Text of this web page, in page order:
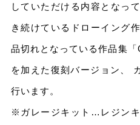
していただける内容となっ
き続けているドローイング
品切れとなっている作品集
を加えた復刻バージョン、
行います。
※ガレージキット…レジン